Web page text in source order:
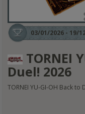
03/01/2026 - 19/
TORNEI
Duel! 2026
TORNEI YU-GI-OH Back to